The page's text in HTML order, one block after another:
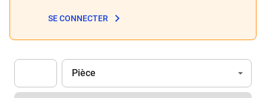
SE CONNECTER
Apok.Product.Detail.AddToCart.Quantity (Optionnel)
Unité
Pièce